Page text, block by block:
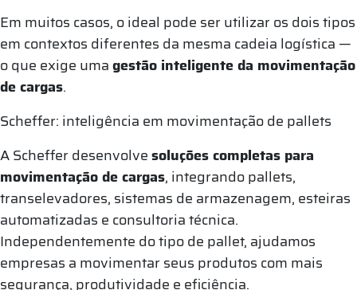
Em muitos casos, o ideal pode ser utilizar os dois tipos
em contextos diferentes da mesma cadeia logística —
o que exige umagestão inteligente da movimentação
de cargas.
Scheffer: inteligência em movimentação de pallets
A Scheffer desenvolvesoluções completas para
movimentação de cargas, integrando pallets,
transelevadores, sistemas de armazenagem, esteiras
automatizadas e consultoria técnica.
Independentemente do tipo de pallet, ajudamos
empresas a movimentar seus produtos com mais
segurança, produtividade e eficiência.